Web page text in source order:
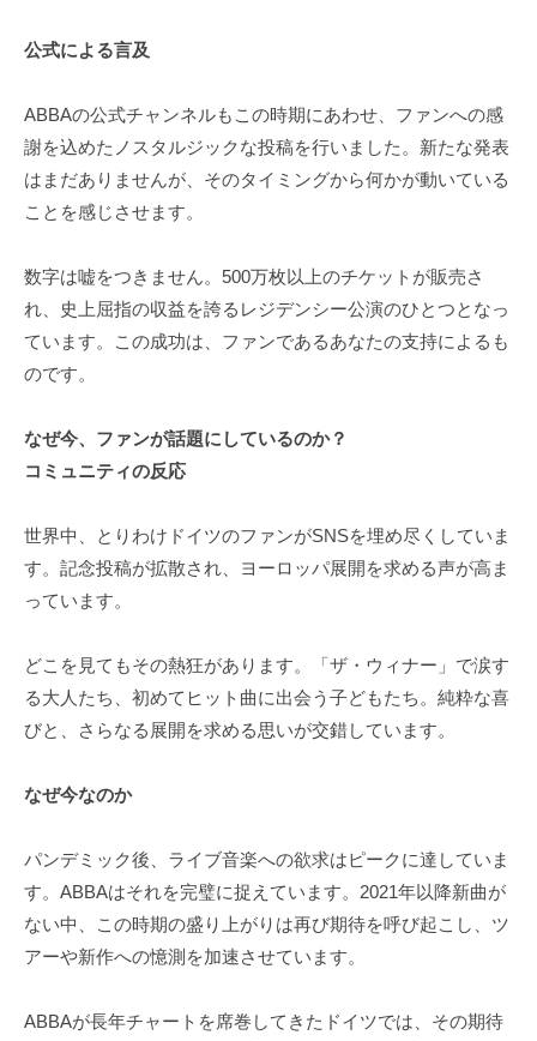
公式による言及
ABBAの公式チャンネルもこの時期にあわせ、ファンへの感
謝を込めたノスタルジックな投稿を行いました。新たな発表
はまだありませんが、そのタイミングから何かが動いている
ことを感じさせます。
数字は嘘をつきません。500万枚以上のチケットが販売さ
れ、史上屈指の収益を誇るレジデンシー公演のひとつとなっ
ています。この成功は、ファンであるあなたの支持によるも
のです。
なぜ今、ファンが話題にしているのか？
コミュニティの反応
世界中、とりわけドイツのファンがSNSを埋め尽くしていま
す。記念投稿が拡散され、ヨーロッパ展開を求める声が高ま
っています。
どこを見てもその熱狂があります。「ザ・ウィナー」で涙す
る大人たち、初めてヒット曲に出会う子どもたち。純粋な喜
びと、さらなる展開を求める思いが交錯しています。
なぜ今なのか
パンデミック後、ライブ音楽への欲求はピークに達していま
す。ABBAはそれを完璧に捉えています。2021年以降新曲が
ない中、この時期の盛り上がりは再び期待を呼び起こし、ツ
アーや新作への憶測を加速させています。
ABBAが長年チャートを席巻してきたドイツでは、その期待